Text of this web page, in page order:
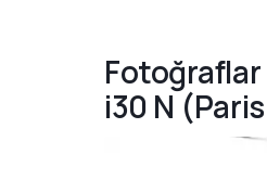
Fotoğraflar
i30 N